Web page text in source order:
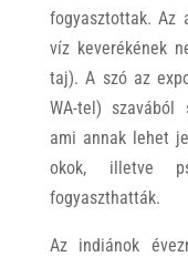
fogyasztottak. Az
víz keverékének
taj). A szó az
WA-tel) szavából
ami annak lehet
okok, illetve
fogyaszthatták.
Az indiánok